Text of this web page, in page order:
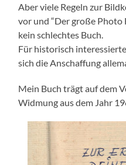
Aber viele Regeln zur
vor und “Der große
kein schlechtes Buch.
Für historisch
sich die Anschaffung
Mein Buch trägt auf dem
Widmung aus dem Jahr